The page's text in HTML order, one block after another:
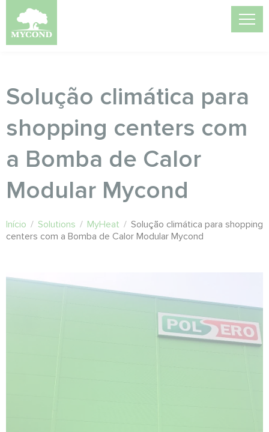
Solução climática para
shopping centers com
a Bomba de Calor
Modular Mycond
Início / Solutions / MyHeat / Solução climática para shopping
centers com a Bomba de Calor Modular Mycond